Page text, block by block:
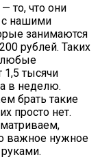
то, что они
с нашими
занимаются
рублей. Таких
любые
1,5 тысячи
в неделю.
брать такие
просто нет.
важное нужное